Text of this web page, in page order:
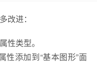
改进：
性类型。
性添加到“基本图形”面